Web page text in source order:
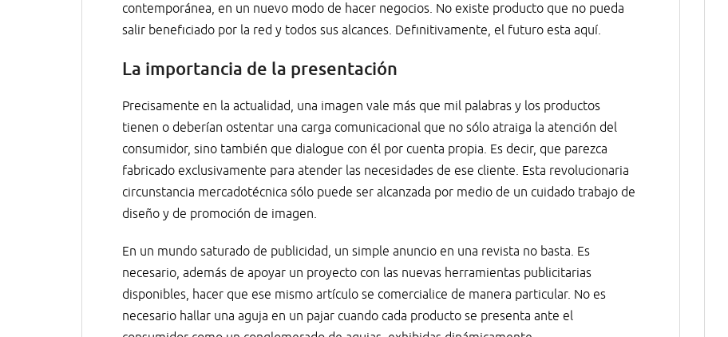
contemporánea, en un nuevo modo de hacer negocios. No existe producto que no pueda
salir beneficiado por la red y todos sus alcances. Definitivamente, el futuro esta aquí.
La importancia de la presentación
Precisamente en la actualidad, una imagen vale más que mil palabras y los productos
tienen o deberían ostentar una carga comunicacional que no sólo atraiga la atención del
consumidor, sino también que dialogue con él por cuenta propia. Es decir, que parezca
fabricado exclusivamente para atender las necesidades de ese cliente. Esta revolucionaria
circunstancia mercadotécnica sólo puede ser alcanzada por medio de un cuidado trabajo de
diseño y de promoción de imagen.
En un mundo saturado de publicidad, un simple anuncio en una revista no basta. Es
necesario, además de apoyar un proyecto con las nuevas herramientas publicitarias
disponibles, hacer que ese mismo artículo se comercialice de manera particular. No es
necesario hallar una aguja en un pajar cuando cada producto se presenta ante el